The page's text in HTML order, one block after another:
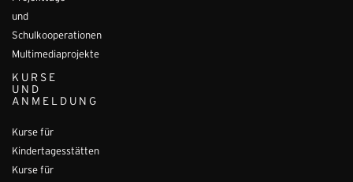
und
Schulkooperationen
Multimediaprojekte
KURSE
UND
ANMELDUNG
Kurse für
Kindertagesstätten
Kurse für